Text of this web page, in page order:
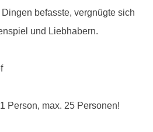
befasste, vergnügte sich
und Liebhabern.
Person, max. 25 Personen!